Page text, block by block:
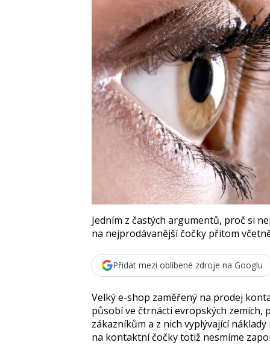
Jedním z častých argumentů, proč si
na nejprodávanější čočky přitom
Přidat mezi oblíbené zdroje na Googlu
Velký e-shop zaměřený na prodej
působí ve čtrnácti evropských
zákazníkům a z nich vyplývající
na kontaktní čočky totiž nesmíme